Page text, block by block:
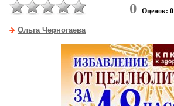
0 Оценок: 0
Ольга Черногаева